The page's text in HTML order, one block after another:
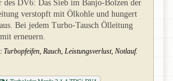
des DV6: Das Sieb im Banjo-Bolzen der
verstopft mit Ölkohle und hungert
Bei jedem Turbo-Tausch Ölleitung
erneuern.
Turbopfeifen, Rauch, Leistungsverlust, Notlauf.